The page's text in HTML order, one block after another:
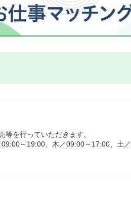
等を行っていただきます。
～19:00、木／09:00～17:00、土